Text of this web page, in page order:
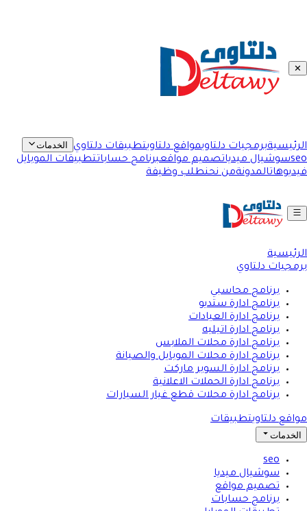
✕
الرئيسيةبرمجيات دلتاويمواقع دلتاويتطبيقات دلتاوي الخدمات
seoسوشيال ميدياتصميم مواقعبرنامج حساباتتطبيقات الموبايل
فيديوهاتالمدونةمن نحنطلب وظيفة
الرئيسية
برمجيات دلتاوي
برنامج محاسبي
برنامج ادارة ستديو
برنامج ادارة العيادات
برنامج ادارة اتيليه
برنامج ادارة محلات الملابس
برنامج ادارة محلات الموبايل والصيانة
برنامج ادارة السوبر ماركت
برنامج ادارة الحملات الاعلانية
برنامج ادارة محلات قطع غيار السيارات
مواقع دلتاويتطبيقات
الخدمات
seo
سوشيال ميديا
تصميم مواقع
برنامج حسابات